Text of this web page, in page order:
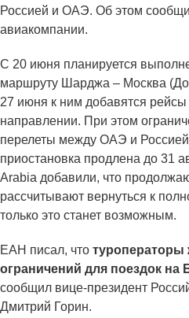
Россией и ОАЭ. Об этом
авиакомпании.
С 20 июня планируется
маршруту Шарджа – Москва
27 июня к ним добавятся
направлении. При этом
перелеты между ОАЭ и
приостановка продлена до 31
Arabia добавили, что
рассчитывают вернуться к
только это станет возможным.
ЕАН писал, что туроператоры
ограничений для поездок на
сообщил вице-президент
Дмитрий Горин.